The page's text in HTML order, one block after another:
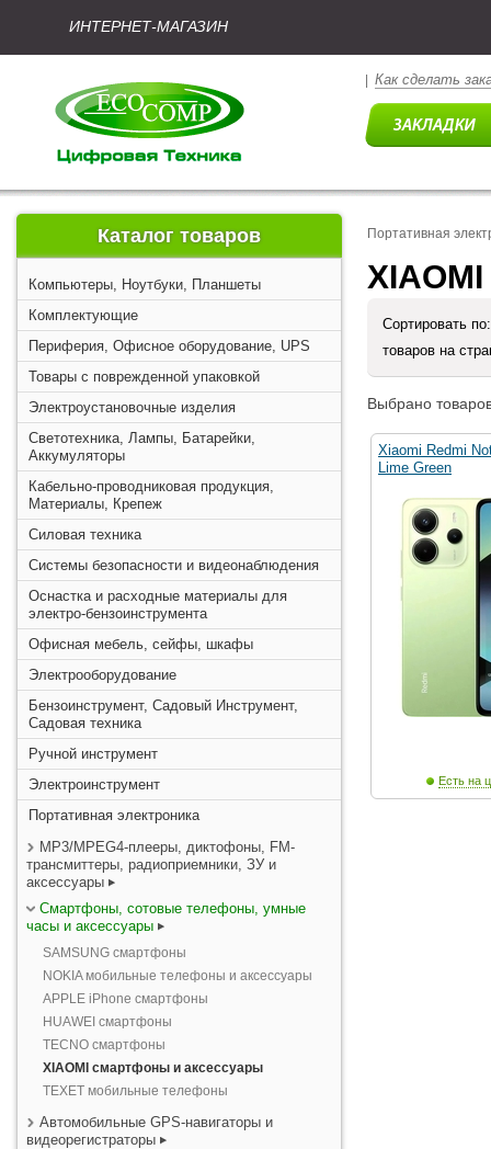
ИНТЕРНЕТ-МАГАЗИН
Как сделать
Каталог товаров
Компьютеры, Ноутбуки, Планшеты
Комплектующие
Периферия, Офисное оборудование, UPS
Товары с поврежденной упаковкой
Электроустановочные изделия
Светотехника, Лампы, Батарейки,
Аккумуляторы
Кабельно-проводниковая продукция,
Материалы, Крепеж
Силовая техника
Системы безопасности и видеонаблюдения
Оснастка и расходные материалы для
электро-бензоинструмента
Офисная мебель, сейфы, шкафы
Электрооборудование
Бензоинструмент, Садовый Инструмент,
Садовая техника
Ручной инструмент
Электроинструмент
Портативная электроника
MP3/MPEG4-плееры, диктофоны, FM-
трансмиттеры, радиоприемники, ЗУ и
аксессуары
Смартфоны, сотовые телефоны, умные
часы и аксессуары
SAMSUNG смартфоны
NOKIA мобильные телефоны и аксессуары
APPLE iPhone смартфоны
HUAWEI смартфоны
TECNO смартфоны
XIAOMI смартфоны и аксессуары
TEXET мобильные телефоны
Автомобильные GPS-навигаторы и
видеорегистраторы
Портативная
Сортировать
товаров на
Выбрано
Xiaomi Redmi
Lime Green
Есть на